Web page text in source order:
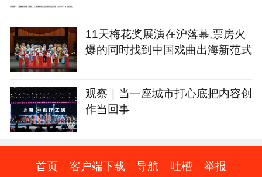
11天梅花奖展演在沪落幕,票房火
爆的同时找到中国戏曲出海新范式
观察｜当一座城市打心底把内容创
作当回事
首页 客户端下载 导航 吐槽 举报